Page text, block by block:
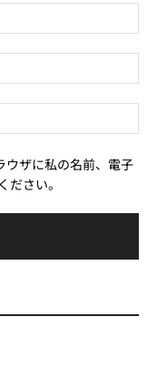
前
*
メ
ー
*ェ
ウザに私の名前、電子
さい。